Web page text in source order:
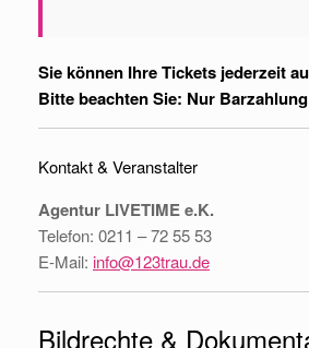
Sie können Ihre Tickets jederzeit
Bitte beachten Sie: Nur
Kontakt & Veranstalter
Agentur LIVETIME e.K.
Telefon: 0211 – 72 55 53
E-Mail: info@123trau.de
Bildrechte &